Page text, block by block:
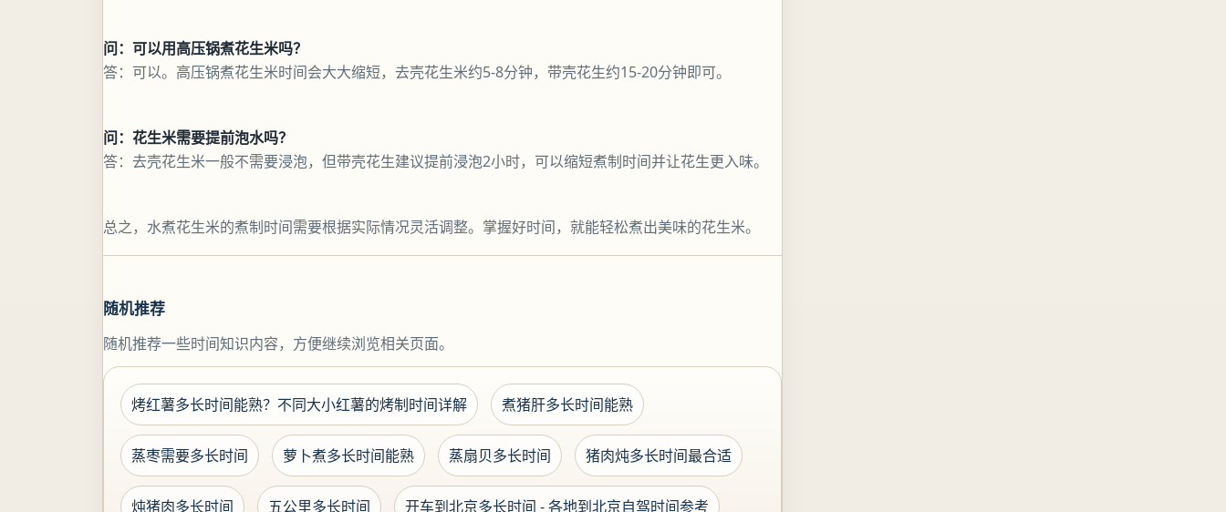
问：可以用高压锅煮花生米吗？
答：可以。高压锅煮花生米时间会大大缩短，去壳花生米约5-8分钟，带壳花生约15-20分钟即可。
问：花生米需要提前泡水吗？
答：去壳花生米一般不需要浸泡，但带壳花生建议提前浸泡2小时，可以缩短煮制时间并让花生更入味。
总之，水煮花生米的煮制时间需要根据实际情况灵活调整。掌握好时间，就能轻松煮出美味的花生米。
随机推荐
随机推荐一些时间知识内容，方便继续浏览相关页面。
烤红薯多长时间能熟？不同大小红薯的烤制时间详解 煮猪肝多长时间能熟
蒸枣需要多长时间 萝卜煮多长时间能熟 蒸扇贝多长时间 猪肉炖多长时间最合适
炖猪肉多长时间 五公里多长时间 开车到北京多长时间 - 各地到北京自驾时间参考